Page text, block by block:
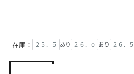
在庫： ２５．５ あり ２６．０ あり ２６．５